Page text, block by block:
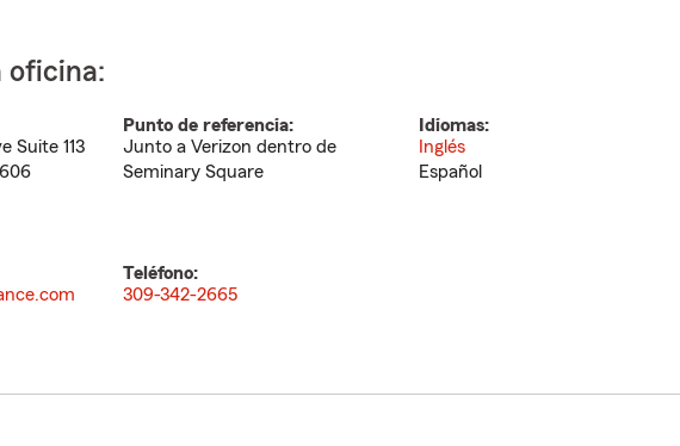
oficina:
Suite 113
Punto de referencia:
Junto a Verizon dentro de
Seminary Square
Idiomas:
Inglés
Español
Teléfono:
309-342-2665